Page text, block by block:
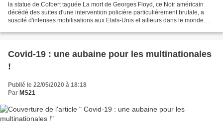
la statue de Colbert taguée La mort de Georges Floyd, ce Noir américain
décédé des suites d'une intervention policière particulièrement brutale, a
suscité d'intenses mobilisations aux Etats-Unis et ailleurs dans le monde.
Covid-19 : une aubaine pour les multinationales
!
Publié le 22/05/2020 à 18:18
Par MS21